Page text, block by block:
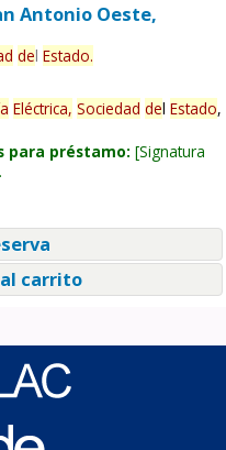
Antonio Oeste,
del Estado.
Eléctrica, Sociedad del Estado,
para préstamo: Signatura
carrito